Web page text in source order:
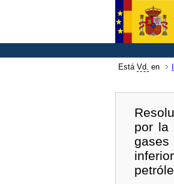
Está Vd. en
por la